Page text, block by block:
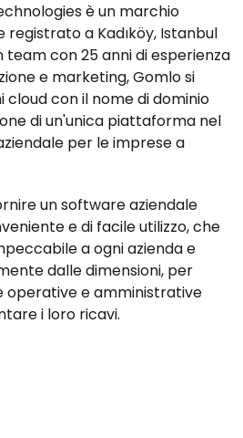
è un marchio
a Kadıköy, Istanbul
team con 25 anni di esperienza
e marketing, Gomlo si
cloud con il nome di dominio
di un'unica piattaforma nel
per le imprese a
un software aziendale
e di facile utilizzo, che
a ogni azienda e
dalle dimensioni, per
operative e amministrative
i loro ricavi.